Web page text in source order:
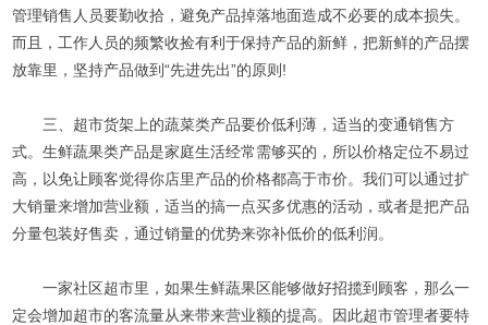
管理销售人员要勤收拾，避免产品掉落地面造成不必要的成本损失。
而且，工作人员的频繁收捡有利于保持产品的新鲜，把新鲜的产品摆
放靠里，坚持产品做到“先进先出”的原则!
三、超市货架上的蔬菜类产品要价低利薄，适当的变通销售方
式。生鲜蔬果类产品是家庭生活经常需够买的，所以价格定位不易过
高，以免让顾客觉得你店里产品的价格都高于市价。我们可以通过扩
大销量来增加营业额，适当的搞一点买多优惠的活动，或者是把产品
分量包装好售卖，通过销量的优势来弥补低价的低利润。
一家社区超市里，如果生鲜蔬果区能够做好招揽到顾客，那么一
定会增加超市的客流量从来带来营业额的提高。因此超市管理者要特